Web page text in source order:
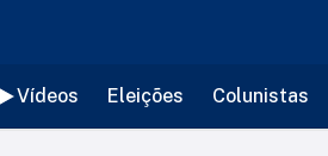
Vídeos Eleições Colunistas